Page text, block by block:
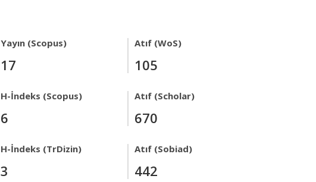
Yayın (Scopus)
17
Atıf (WoS)
105
H-İndeks (Scopus)
6
Atıf (Scholar)
670
H-İndeks (TrDizin)
3
Atıf (Sobiad)
442